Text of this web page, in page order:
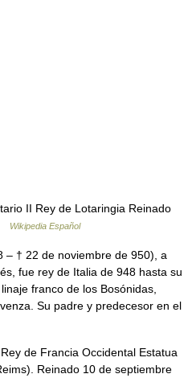
II Rey de Lotaringia Reinado
Wikipedia Español
† 22 de noviembre de 950), a
fue rey de Italia de 948 hasta su
franco de los Bosónidas,
Su padre y predecesor en el
de Francia Occidental Estatua
Reinado 10 de septiembre